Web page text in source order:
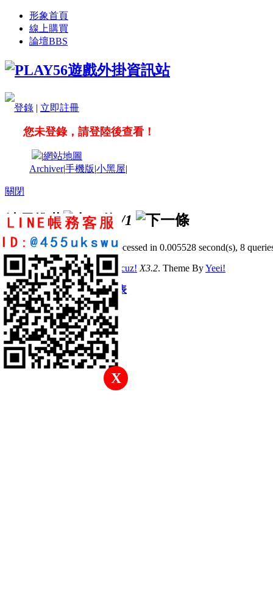
形象首頁
線上購買
論壇BBS
登錄 | 立即註冊
您未登錄，請登陸後查看！
X
|網站地圖
Archiver|手機版|小黑屋|
關閉
站長推薦 /1
GMT+8, 2026-8-7 06:42, Processed in 0.005528 second(s), 8
© 2001-2011 Powered byDiscuz! X3.2. Theme ByYeei!
快速回復 返回頂部 返回列表